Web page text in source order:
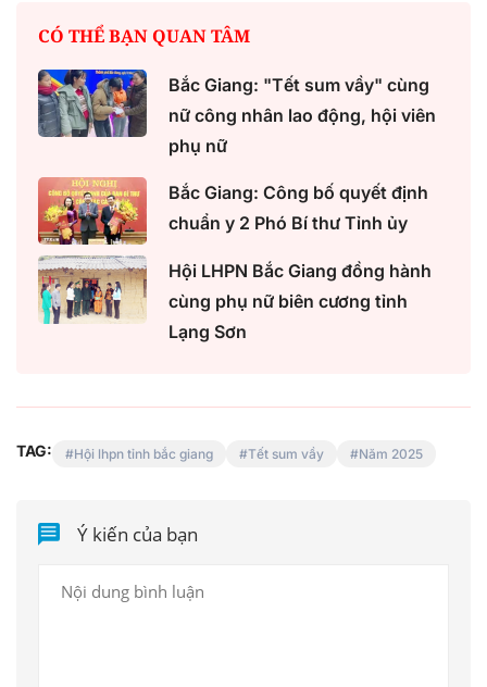
CÓ THỂ BẠN QUAN TÂM
Bắc Giang: "Tết sum vầy" cùng
nữ công nhân lao động, hội viên
phụ nữ
Bắc Giang: Công bố quyết định
chuẩn y 2 Phó Bí thư Tỉnh ủy
Hội LHPN Bắc Giang đồng hành
cùng phụ nữ biên cương tỉnh
Lạng Sơn
TAG: Hội lhpn tỉnh bắc giang Tết sum vầy Năm 2025
Ý kiến của bạn